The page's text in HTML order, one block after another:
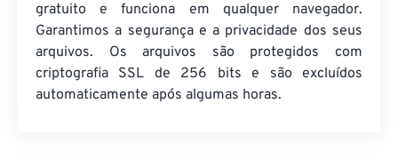
gratuito e funciona em qualquer navegador.
Garantimos a segurança e a privacidade dos seus
arquivos. Os arquivos são protegidos com
criptografia SSL de 256 bits e são excluídos
automaticamente após algumas horas.